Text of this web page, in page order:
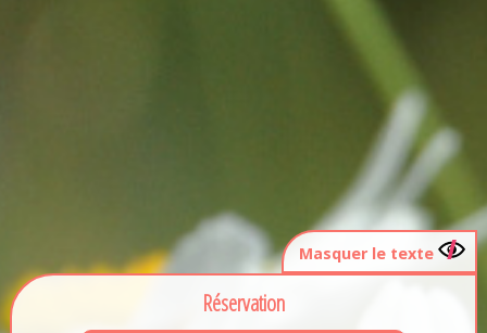
Masquer le texte
Réservation